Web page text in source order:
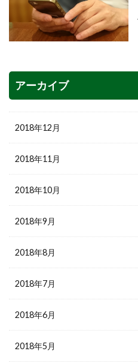
アーカイブ
2018年12月
2018年11月
2018年10月
2018年9月
2018年8月
2018年7月
2018年6月
2018年5月